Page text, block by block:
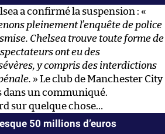
a confirmé la suspension : «
pleinement l’enquête de police
Chelsea trouve toute forme de
ont eu des
y compris des interdictions
» Le club de Manchester City
dans un communiqué.
sur quelque chose…
50 millions d’euros